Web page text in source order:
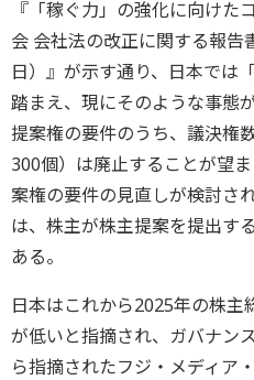
『「稼ぐ力」の強化に向けた
会 会社法の改正に関する報告
日）』が示す通り、日本では
踏まえ、現にそのような事態
提案権の要件のうち、議決権
300個）は廃止することが望
案権の要件の見直しが検討さ
は、株主が株主提案を提出す
ある。
日本はこれから2025年の株主
が低いと指摘され、ガバナン
ら指摘されたフジ・メディア